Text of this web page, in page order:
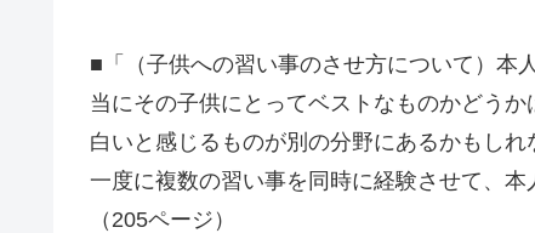
■「（子供への習い事のさせ方について）本
当にその子供にとってベストなものかどう
白いと感じるものが別の分野にあるかもし
一度に複数の習い事を同時に経験させて、
（205ページ）